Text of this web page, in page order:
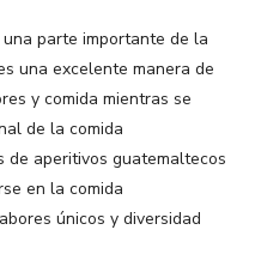
parte importante de la
una excelente manera de
y comida mientras se
de la comida
de aperitivos guatemaltecos
en la comida
únicos y diversidad